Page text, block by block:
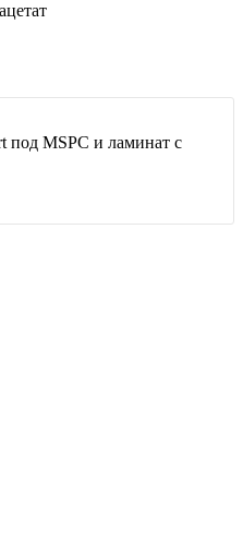
под MSPC и ламинат с